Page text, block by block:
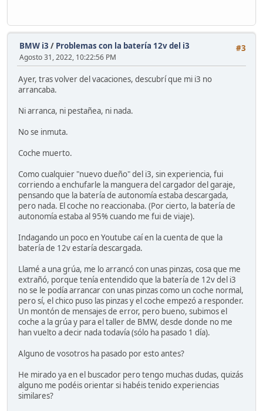
#3
BMW i3 / Problemas con la batería 12v del i3
Agosto 31, 2022, 10:22:56 PM
Ayer, tras volver del vacaciones, descubrí que mi i3 no
arrancaba.
Ni arranca, ni pestañea, ni nada.
No se inmuta.
Coche muerto.
Como cualquier "nuevo dueño" del i3, sin experiencia, fui
corriendo a enchufarle la manguera del cargador del garaje,
pensando que la batería de autonomía estaba descargada,
pero nada. El coche no reaccionaba. (Por cierto, la batería de
autonomía estaba al 95% cuando me fui de viaje).
Indagando un poco en Youtube caí en la cuenta de que la
batería de 12v estaría descargada.
Llamé a una grúa, me lo arrancó con unas pinzas, cosa que me
extrañó, porque tenía entendido que la batería de 12v del i3
no se le podía arrancar con unas pinzas como un coche normal,
pero sí, el chico puso las pinzas y el coche empezó a responder.
Un montón de mensajes de error, pero bueno, subimos el
coche a la grúa y para el taller de BMW, desde donde no me
han vuelto a decir nada todavía (sólo ha pasado 1 día).
Alguno de vosotros ha pasado por esto antes?
He mirado ya en el buscador pero tengo muchas dudas, quizás
alguno me podéis orientar si habéis tenido experiencias
similares?